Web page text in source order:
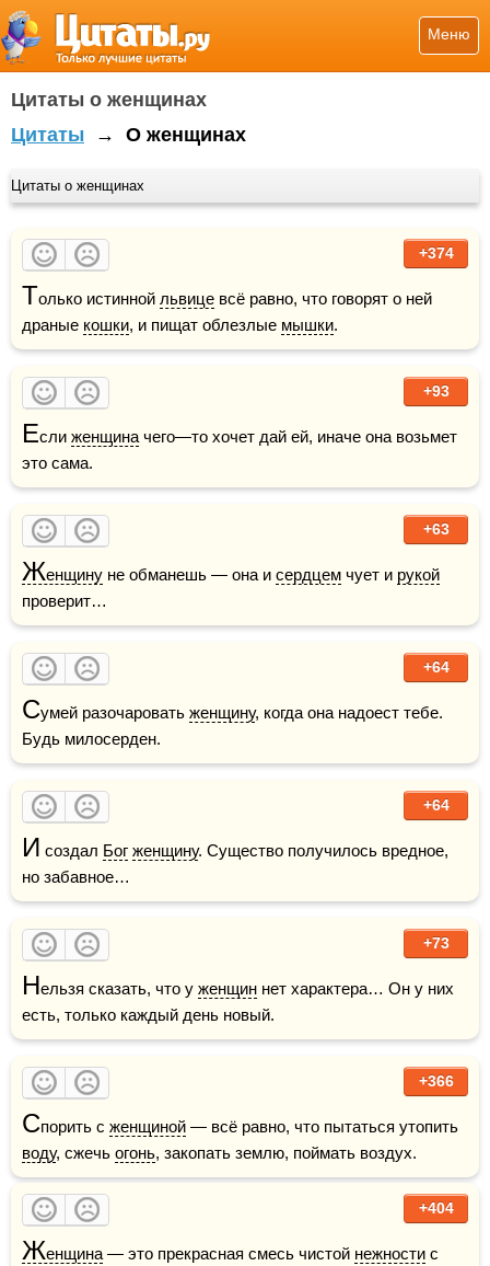
Меню
Цитаты о женщинах
Цитаты → О женщинах
Цитаты о женщинах
+374
Только истинной львице всё равно, что говорят о ней
драные кошки, и пищат облезлые мышки.
+93
Если женщина чего—то хочет дай ей, иначе она возьмет
это сама.
+63
Женщину не обманешь — она и сердцем чует и рукой
проверит…
+64
Сумей разочаровать женщину, когда она надоест тебе.
Будь милосерден.
+64
И создал Бог женщину. Существо получилось вредное,
но забавное…
+73
Нельзя сказать, что у женщин нет характера… Он у них
есть, только каждый день новый.
+366
Спорить с женщиной
воду, сжечь огонь, закопать землю, поймать воздух.
+404
Женщина — это прекрасная смесь чистой нежности с